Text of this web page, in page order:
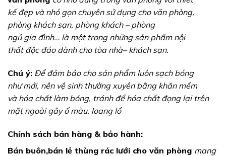
kếđẹp và nhỏ gọn chuyên sử dụng cho văn phòng,
phòng khách sạn, phòng khách – phòng
ngủ gia đình… là một trong những sản phẩm nội
thất độc đáo dành cho tòa nhà– khách sạn.
Chú ý: Đểđảm bảo cho sản phẩm luôn sạch bóng
như mới, nên vệ sinh thường xuyên bằng khăn mềm
và hóa chất làm bóng, tránh để hóa chất đọng lại trên
mặt ngoài gây ố màu, loang lổ
Chính sách bán hàng & bảo hành:
Bán buôn,bán lẻ thùng rác lưới cho văn phòng mang